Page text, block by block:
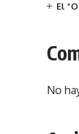
El
No